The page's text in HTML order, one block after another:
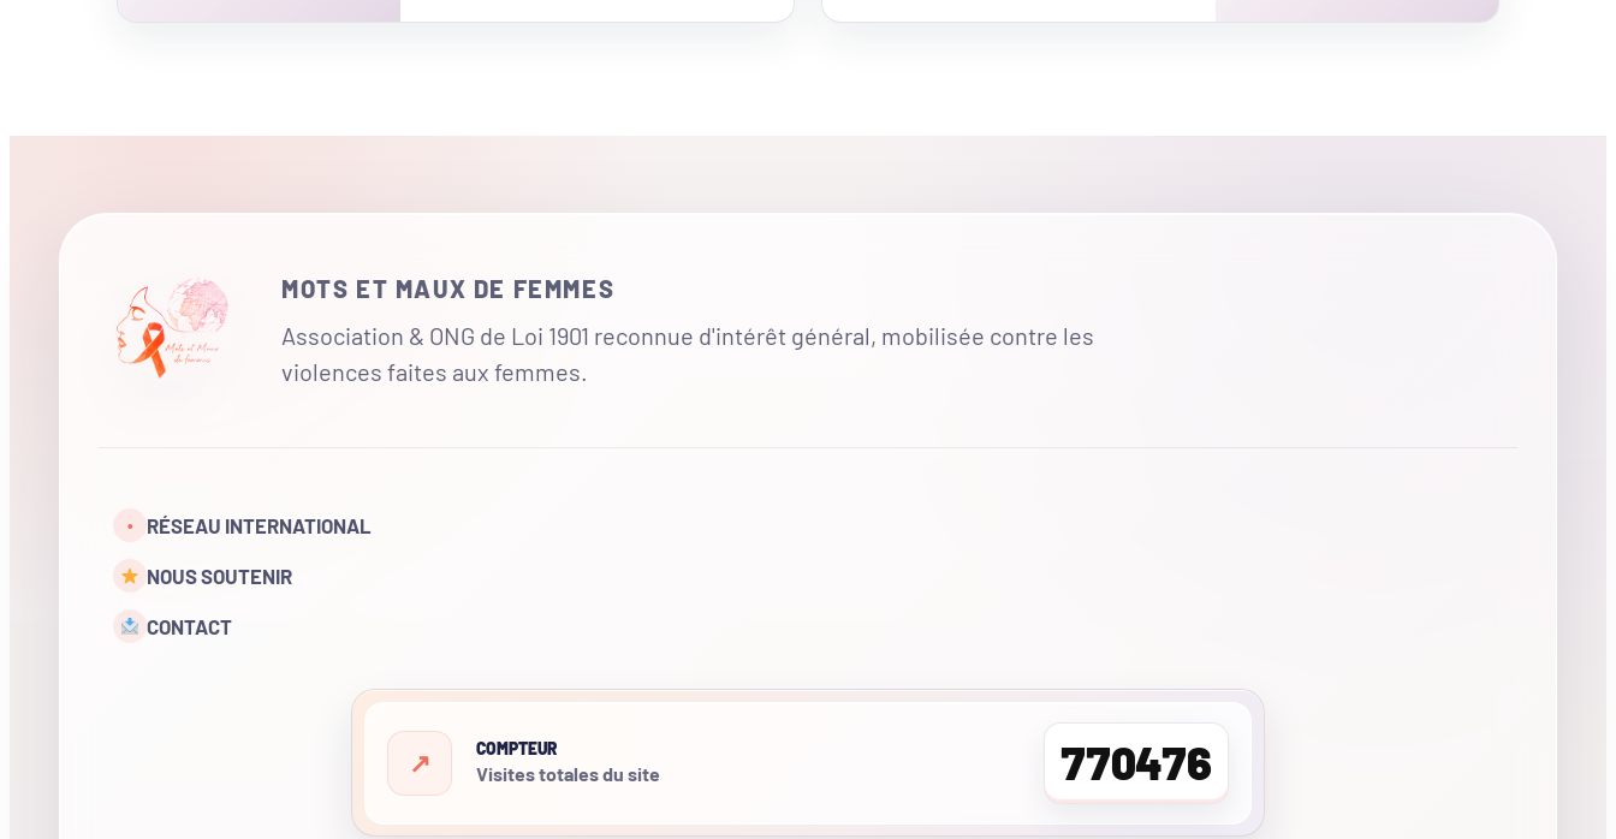
MOTS ET MAUX DE FEMMES
Association & ONG de Loi 1901 reconnue d'intérêt général, mobilisée contre les
violences faites aux femmes.
• RÉSEAU INTERNATIONAL
NOUS SOUTENIR
CONTACT
COMPTEUR
Visites totales du site 770476